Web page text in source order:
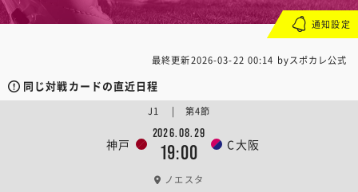
最終更新2026-03-22 00:14 byスポカレ公式
同じ対戦カードの直近日程
神戸
2026.08.29
19:00 C大阪
J1 | 第4節
ノエスタ
通知設定